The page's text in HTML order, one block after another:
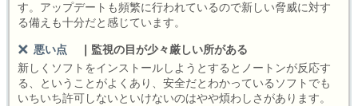
す。アップデートも頻繁に行われているので新しい脅威に対す
る備えも十分だと感じています。
悪い点
監視の目が少々厳しい所がある
新しくソフトをインストールしようとするとノートンが反応す
る、ということがよくあり、安全だとわかっているソフトでも
いちいち許可しないといけないのはやや煩わしさがあります。